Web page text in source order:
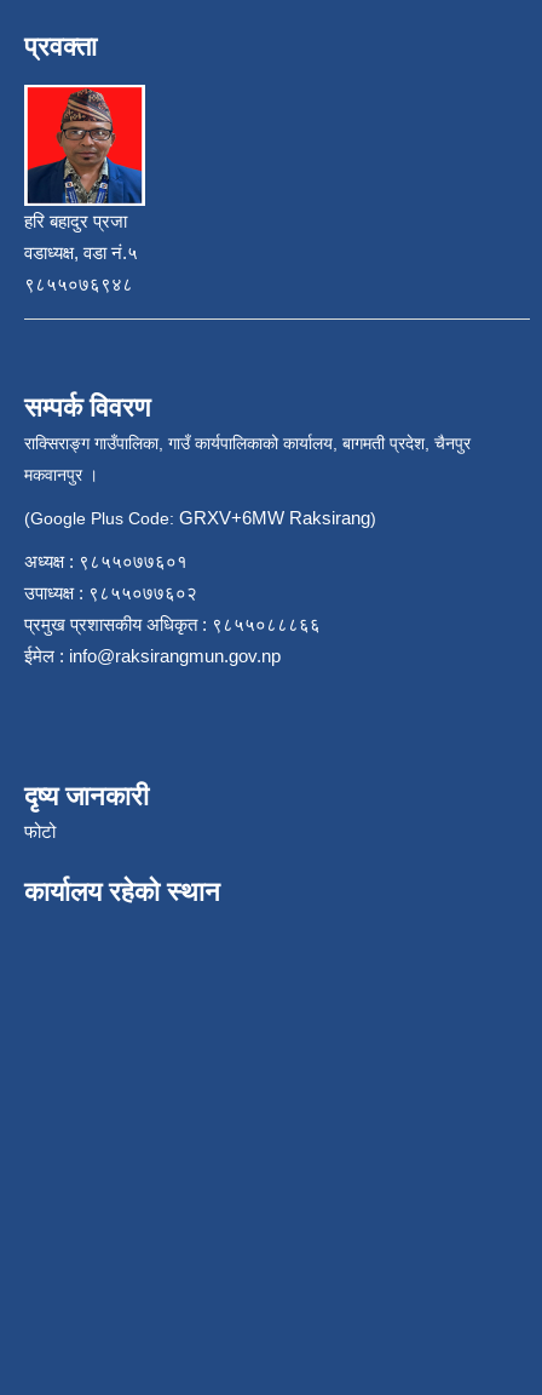
प्रवक्ता
हरि बहादुर प्रजा
वडाध्यक्ष, वडा नं.५
९८५५०७६९४८
सम्पर्क विवरण
राक्सिराङ्ग गाउँपालिका, गाउँ कार्यपालिकाको कार्यालय, बागमती प्रदेश, चैनपुर
मकवानपुर ।
(Google Plus Code: GRXV+6MW Raksirang)
अध्यक्ष : ९८५५०७७६०१
उपाध्यक्ष : ९८५५०७७६०२
प्रमुख प्रशासकीय अधिकृत : ९८५५०८८८६६
ईमेल : info@raksirangmun.gov.np
दृष्य जानकारी
फोटो
कार्यालय रहेको स्थान